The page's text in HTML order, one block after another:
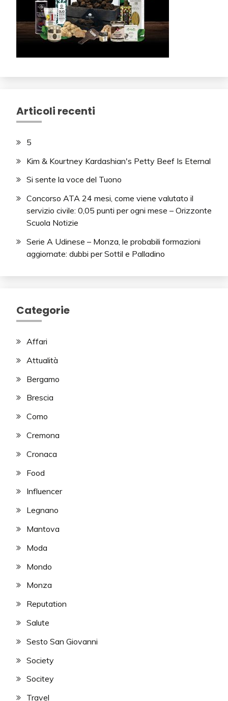
Articoli recenti
5
Kim & Kourtney Kardashian's Petty Beef Is Eternal
Si sente la voce del Tuono
Concorso ATA 24 mesi, come viene valutato il
servizio civile: 0,05 punti per ogni mese – Orizzonte
Scuola Notizie
Serie A Udinese – Monza, le probabili formazioni
aggiornate: dubbi per Sottil e Palladino
Categorie
Affari
Attualità
Bergamo
Brescia
Como
Cremona
Cronaca
Food
Influencer
Legnano
Mantova
Moda
Mondo
Monza
Reputation
Salute
Sesto San Giovanni
Society
Socitey
Travel